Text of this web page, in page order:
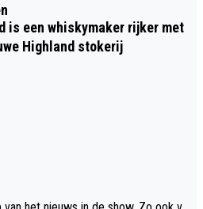
is een whiskymaker rijker met
Highland stokerij